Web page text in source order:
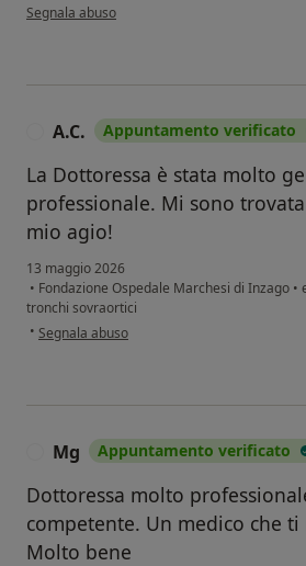
secondo l'opinione dell'utente M.C.
Segnala abuso
A.C. Appuntamento verificato
La Dottoressa è stata molto
professionale. Mi sono
mio agio!
13 maggio 2026
• Fondazione Ospedale Marchesi di Inzago •
tronchi sovraortici
• secondo l'opinione dell'utente A.C.
Segnala abuso
Mg Appuntamento verificato
Dottoressa molto
competente. Un medico che
Molto bene